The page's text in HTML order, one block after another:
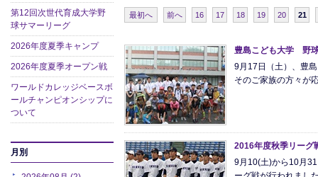
第12回次世代育成大学野
球サマーリーグ
2026年度夏季キャンプ
2026年度夏季オープン戦
ワールドカレッジベースボ
ールチャンピオンシップに
ついて
月別
最初へ 前へ 16 17 18 19 20 21
豊島こども大学 野
9月17日（土）、豊
そのご家族の方々が
2016年度秋季リーグ
9月10(土)から10月